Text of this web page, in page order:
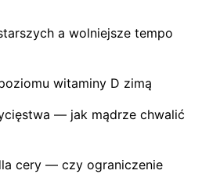
a wolniejsze tempo
witaminy D zimą
— jak mądrze chwalić
cery — czy ograniczenie